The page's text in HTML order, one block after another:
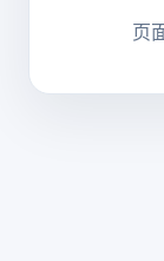
页